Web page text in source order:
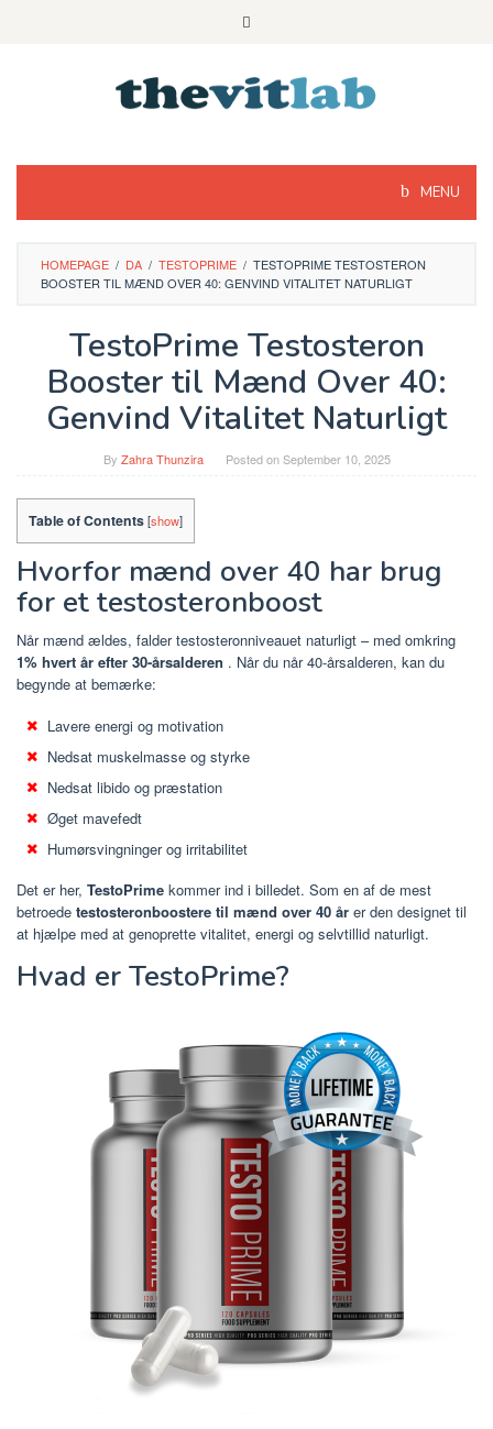
MENU
HOMEPAGE / DA / TESTOPRIME / TESTOPRIME TESTOSTERON
BOOSTER TIL MÆND OVER 40: GENVIND VITALITET NATURLIGT
TestoPrime Testosteron
Booster til Mænd Over 40:
Genvind Vitalitet Naturligt
By Zahra Thunzira Posted onSeptember 10, 2025
Table of Contents[show]
Hvorfor mænd over 40 har brug
for et testosteronboost
Når mænd ældes, falder testosteronniveauet naturligt – med omkring
1% hvert år efter 30-årsalderen . Når du når 40-årsalderen, kan du
begynde at bemærke:
Lavere energi og motivation
Nedsat muskelmasse og styrke
Nedsat libido og præstation
Øget mavefedt
Humørsvingninger og irritabilitet
Det er her, TestoPrime kommer ind i billedet. Som en af ​​de mest
betroede testosteronboostere til mænd over 40 år er den designet til
at hjælpe med at genoprette vitalitet, energi og selvtillid naturligt.
Hvad er TestoPrime?